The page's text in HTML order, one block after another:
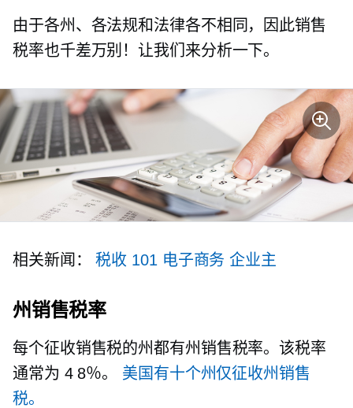
由于各州、各法规和法律各不相同，因此销售
税率也千差万别！让我们来分析一下。
相关新闻：税收 101 电子商务 企业主
州销售税率
每个征收销售税的州都有州销售税率。该税率
通常为 4 8％。
美国有十个州仅征收州销售
税。